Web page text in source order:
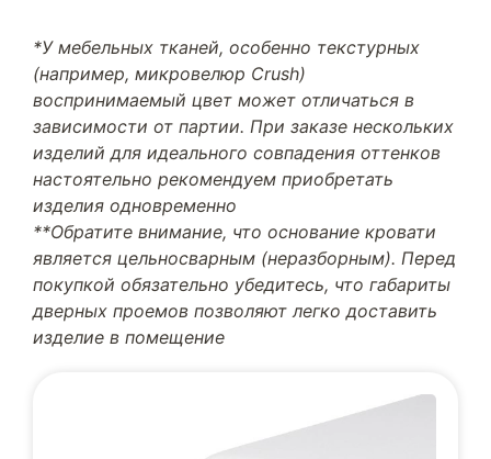
*У мебельных тканей, особенно текстурных
(например, микровелюр Crush)
воспринимаемый цвет может отличаться в
зависимости от партии. При заказе нескольких
изделий для идеального совпадения оттенков
настоятельно рекомендуем приобретать
изделия одновременно
**Обратите внимание, что основание кровати
является цельносварным (неразборным). Перед
покупкой обязательно убедитесь, что габариты
дверных проемов позволяют легко доставить
изделие в помещение